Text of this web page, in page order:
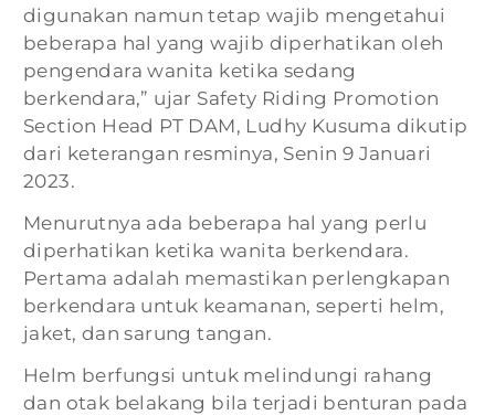
digunakan namun tetap wajib mengetahui
beberapa hal yang wajib diperhatikan oleh
pengendara wanita ketika sedang
berkendara,” ujar Safety Riding Promotion
Section Head PT DAM, Ludhy Kusuma dikutip
dari keterangan resminya, Senin 9 Januari
2023.
Menurutnya ada beberapa hal yang perlu
diperhatikan ketika wanita berkendara.
Pertama adalah memastikan perlengkapan
berkendara untuk keamanan, seperti helm,
jaket, dan sarung tangan.
Helm berfungsi untuk melindungi rahang
dan otak belakang bila terjadi benturan pada